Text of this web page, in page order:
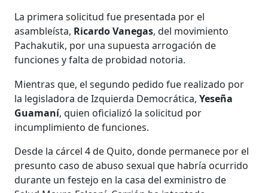
La primera solicitud fue presentada por el
asambleísta, Ricardo Vanegas, del movimiento
Pachakutik, por una supuesta arrogación de
funciones y falta de probidad notoria.
Mientras que, el segundo pedido fue realizado por
la legisladora de Izquierda Democrática,Yeseña
Guamaní, quien oficializó la solicitud por
incumplimiento de funciones.
Desde la cárcel 4 de Quito, donde permanece por el
presunto caso de abuso sexual que habría ocurrido
durante un festejo en la casa del exministro de